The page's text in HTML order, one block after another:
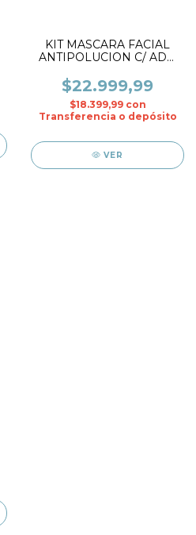
KIT MASCARA FACIAL
ANTIPOLUCION C/ ADN
$22.999,99
$18.399,99 con
Transferencia o depósito
VER